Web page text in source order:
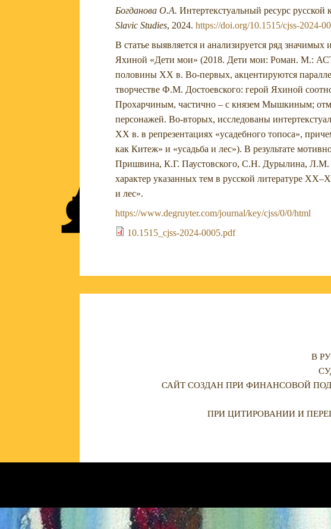
Богданова О.А.Интертекстуальный ресурс
Slavic Studies, 2024.https://doi.org/10.1515/cjss-2024-
В статье выявляется и анализируется ряд
Яхиной «Дети мои» (2018. Дети мои: Роман. М.:
половины XX в. Во-первых, акцентируются
творчестве Ф.М. Достоевского: герой Яхиной
Прохарчиным, частично – с князем Мышкиным;
персонажей. Во-вторых, исследованы
XX в. в репрезентациях «усадебного топоса»,
как Китеж» и «усадьба и лес»). В результате
Пришвина, К.Г. Паустовского, С.Н. Дурылина, Л.М.
характер указанных тем в русской литературе
и лес».
https://www.degruyter.com/journal/key/cjss/0/0/html
10.1515_cjss-2024-0005.pdf
В
САЙТ СОЗДАН ПРИ ФИНАНСОВОЙ
ПРИ ЦИТИРОВАНИИ И